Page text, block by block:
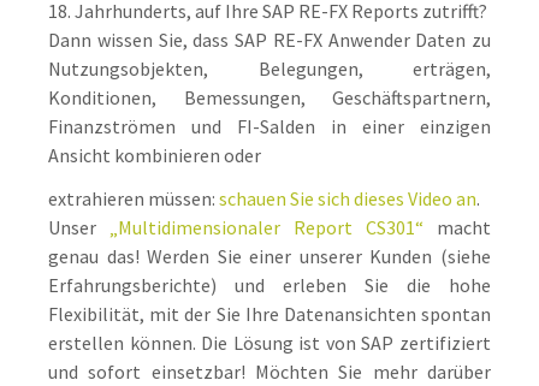
18. Jahrhunderts, auf Ihre SAP RE-FX Reports zutrifft?
Dann wissen Sie, dass SAP RE-FX Anwender Daten zu
Nutzungsobjekten, Belegungen, erträgen,
Konditionen, Bemessungen, Geschäftspartnern,
Finanzströmen und FI-Salden in einer einzigen
Ansicht kombinieren oder
extrahieren müssen: schauen Sie sich dieses Video an.
Unser
„Multidimensionaler Report CS301“ macht
genau das! Werden Sie einer unserer Kunden (siehe
Erfahrungsberichte) und erleben Sie die hohe
Flexibilität, mit der Sie Ihre Datenansichten spontan
erstellen können. Die Lösung ist von SAP zertifiziert
und sofort einsetzbar! Möchten Sie mehr darüber